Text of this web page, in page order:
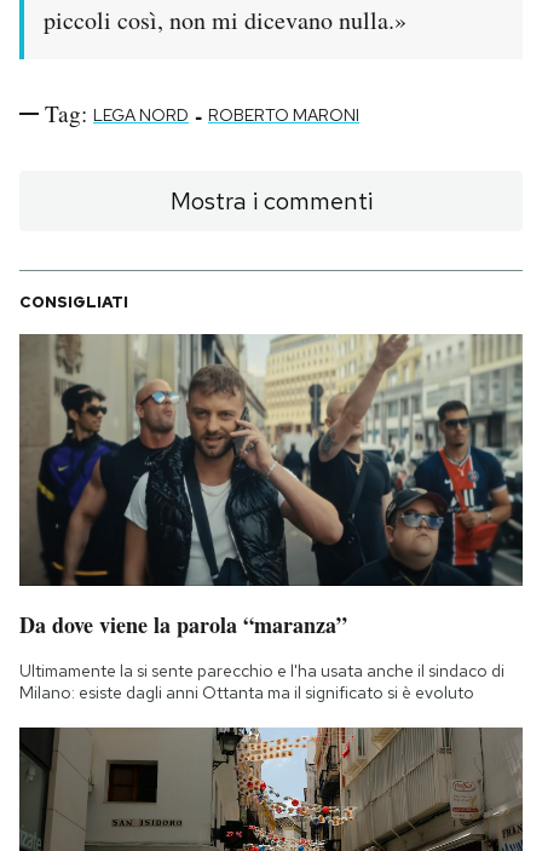
CALENDARIO
AREA PERSONALE
piccoli così, non mi dicevano nulla.»
Tag: LEGA NORD - ROBERTO MARONI
Mostra i commenti
CONSIGLIATI
Da dove viene la parola “maranza”
Ultimamente la si sente parecchio e l'ha usata anche il sindaco di
Milano: esiste dagli anni Ottanta ma il significato si è evoluto